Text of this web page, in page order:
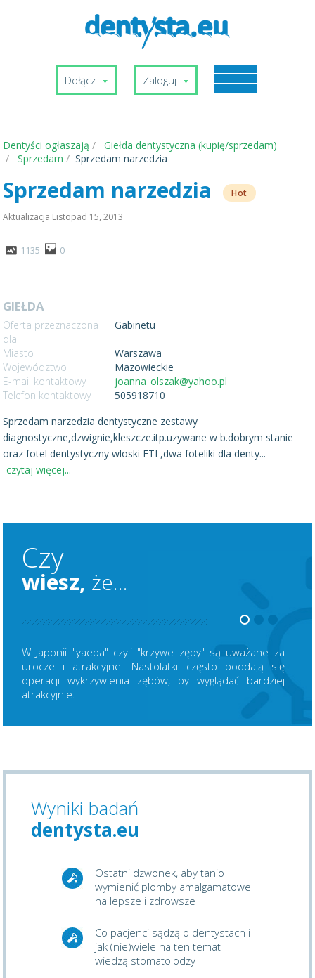
Dołącz Zaloguj
Dentyści ogłaszają
Giełda dentystyczna (kupię/sprzedam)
Sprzedam
Sprzedam narzedzia
Sprzedam narzedzia
Hot
Aktualizacja Listopad 15, 2013
1135 0
GIEŁDA
Oferta przeznaczona
dla
Gabinetu
Miasto
Warszawa
Województwo
Mazowieckie
E-mail kontaktowy
joanna_olszak@yahoo.pl
Telefon kontaktowy
505918710
Sprzedam narzedzia dentystyczne zestawy
diagnostyczne,dzwignie,kleszcze.itp.uzywane w b.dobrym stanie
oraz fotel dentystyczny wloski ETI ,dwa foteliki dla denty...
czytaj więcej...
Czy
wiesz, że...
W Japonii "yaeba" czyli "krzywe zęby" są uważane za
urocze i atrakcyjne. Nastolatki często poddają się
operacji wykrzywienia zębów, by wyglądać bardziej
atrakcyjnie.
Wyniki badań
dentysta.eu
Ostatni dzwonek, aby tanio
wymienić plomby amalgamatowe
na lepsze i zdrowsze
Co pacjenci sądzą o dentystach i
jak (nie)wiele na ten temat
wiedzą stomatolodzy